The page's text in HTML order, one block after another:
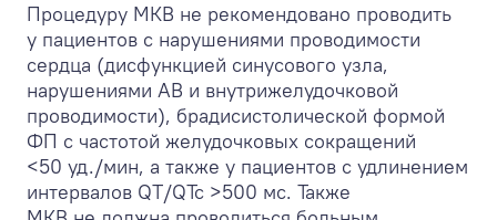
Процедуру МКВ не рекомендовано проводить
у пациентов с нарушениями проводимости
сердца (дисфункцией синусового узла,
нарушениями АВ и внутрижелудочковой
проводимости), брадисистолической формой
ФП с частотой желудочковых сокращений
<50 уд./мин, а также у пациентов с удлинением
интервалов QT/QTc >500 мс. Также